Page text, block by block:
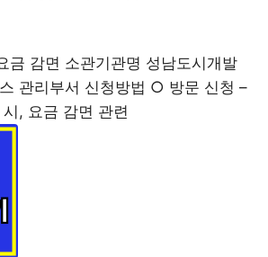
금 감면 소관기관명 성남도시개발
관리부서 신청방법 ○ 방문 신청 –
, 요금 감면 관련